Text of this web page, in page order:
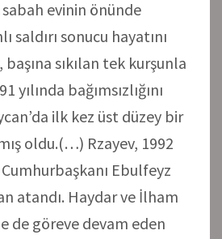
evinin önünde
saldırı sonucu hayatını
sıkılan tek kurşunla
yılında bağımsızlığını
ilk kez üst düzey bir
oldu.(…) Rzayev, 1992
Ebulfeyz
atandı. Haydar ve İlham
de göreve devam eden